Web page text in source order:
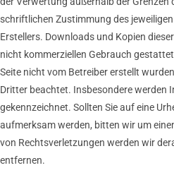
schriftlichen Zustimmung des
Erstellers. Downloads und Kopien
nicht kommerziellen Gebrauch
Seite nicht vom Betreiber erstellt
Dritter beachtet. Insbesondere werden
gekennzeichnet. Sollten Sie auf eine
aufmerksam werden, bitten wir um
von Rechtsverletzungen werden wir
entfernen.